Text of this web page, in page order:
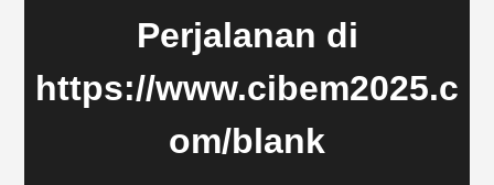
Perjalanan di
https://www.cibem2025.c
om/blank